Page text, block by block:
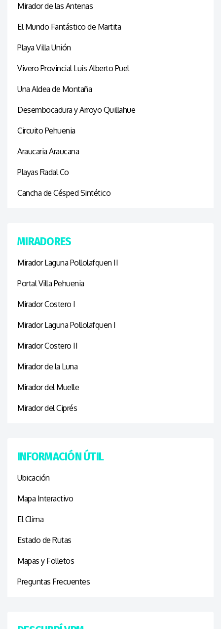
Mirador de las Antenas
El Mundo Fantástico de Martita
Playa Villa Unión
Vivero Provincial Luis Alberto Puel
Una Aldea de Montaña
Desembocadura y Arroyo Quillahue
Circuito Pehuenia
Araucaria Araucana
Playas Radal Co
Cancha de Césped Sintético
MIRADORES
Mirador Laguna Pollolafquen II
Portal Villa Pehuenia
Mirador Costero I
Mirador Laguna Pollolafquen I
Mirador Costero II
Mirador de la Luna
Mirador del Muelle
Mirador del Ciprés
INFORMACIÓN ÚTIL
Ubicación
Mapa Interactivo
El Clima
Estado de Rutas
Mapas y Folletos
Preguntas Frecuentes